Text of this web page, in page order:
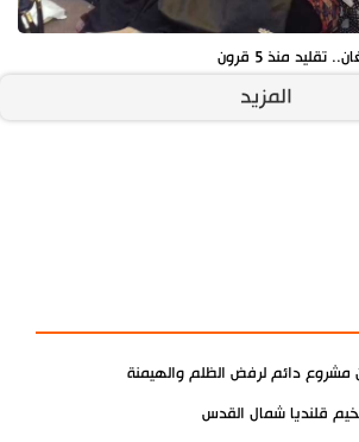
منذ 5 قرون
المزيد
مشروع دائم لرفض الظلم والهيمنة
قلنديا شمال القدس